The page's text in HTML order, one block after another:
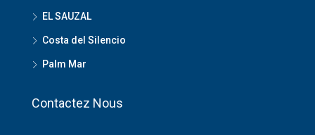
EL SAUZAL
Costa del Silencio
Palm Mar
Contactez Nous